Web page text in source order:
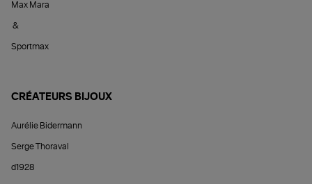
Max Mara
&
Sportmax
CRÉATEURS BIJOUX
Aurélie Bidermann
Serge Thoraval
d1928